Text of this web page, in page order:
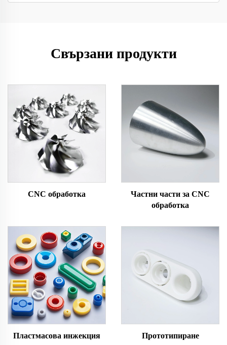
Свързани продукти
CNC обработка
Частни части за CNC
обработка
Пластмасова инжекция Прототипиране